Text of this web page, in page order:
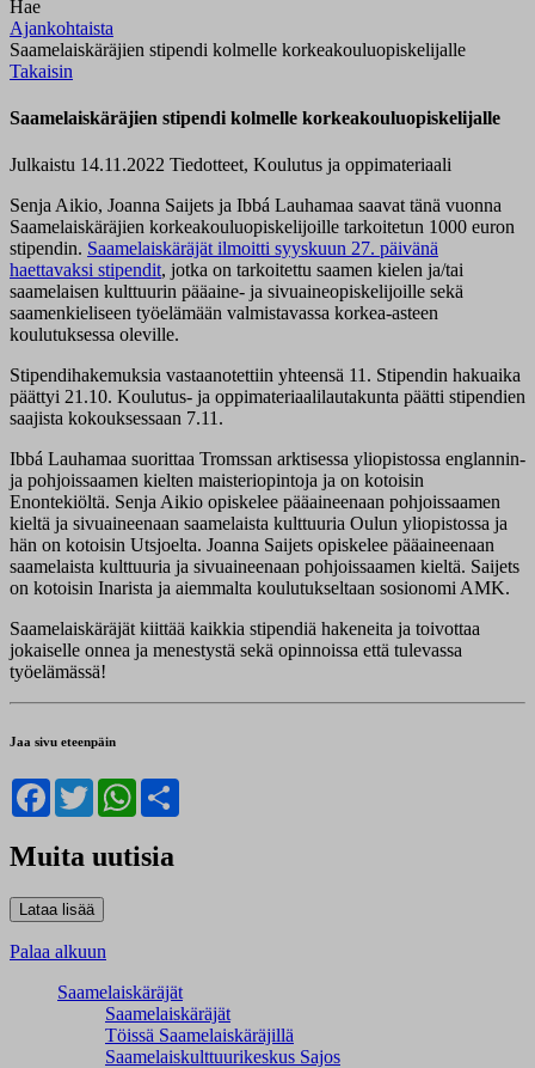
Hae
Ajankohtaista
Saamelaiskäräjien stipendi kolmelle korkeakouluopiskelijalle
Takaisin
Saamelaiskäräjien stipendi kolmelle korkeakouluopiskelijalle
Julkaistu 14.11.2022 Tiedotteet, Koulutus ja oppimateriaali
Senja Aikio, Joanna Saijets ja Ibbá Lauhamaa saavat tänä vuonna
Saamelaiskäräjien korkeakouluopiskelijoille tarkoitetun 1000 euron
stipendin. Saamelaiskäräjät ilmoitti syyskuun 27. päivänä
haettavaksi stipendit, jotka on tarkoitettu saamen kielen ja/tai
saamelaisen kulttuurin pääaine- ja sivuaineopiskelijoille sekä
saamenkieliseen työelämään valmistavassa korkea-asteen
koulutuksessa oleville.
Stipendihakemuksia vastaanotettiin yhteensä 11. Stipendin hakuaika
päättyi 21.10. Koulutus- ja oppimateriaalilautakunta päätti stipendien
saajista kokouksessaan 7.11.
Ibbá Lauhamaa suorittaa Tromssan arktisessa yliopistossa englannin-
ja pohjoissaamen kielten maisteriopintoja ja on kotoisin
Enontekiöltä. Senja Aikio opiskelee pääaineenaan pohjoissaamen
kieltä ja sivuaineenaan saamelaista kulttuuria Oulun yliopistossa ja
hän on kotoisin Utsjoelta. Joanna Saijets opiskelee pääaineenaan
saamelaista kulttuuria ja sivuaineenaan pohjoissaamen kieltä. Saijets
on kotoisin Inarista ja aiemmalta koulutukseltaan sosionomi AMK.
Saamelaiskäräjät kiittää kaikkia stipendiä hakeneita ja toivottaa
jokaiselle onnea ja menestystä sekä opinnoissa että tulevassa
työelämässä!
Jaa sivu eteenpäin
Facebook
TwitterWhatsApp
Muita uutisia
Palaa alkuun
Saamelaiskäräjät
Saamelaiskäräjät
Töissä Saamelaiskäräjillä
Saamelaiskulttuuri­keskus Sajos